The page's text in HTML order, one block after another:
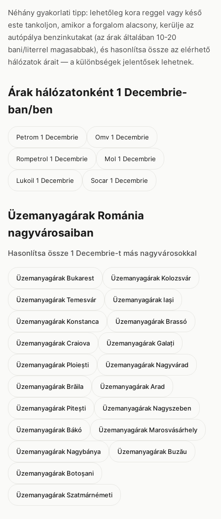
Néhány gyakorlati tipp: lehetőleg kora reggel vagy késő
este tankoljon, amikor a forgalom alacsony, kerülje az
autópálya benzinkutakat (az árak általában 10-20
bani/literrel magasabbak), és hasonlítsa össze az elérhető
hálózatok árait — a különbségek jelentősek lehetnek.
Árak hálózatonként 1 Decembrie-
ban/ben
Petrom 1 Decembrie Omv 1 Decembrie
Rompetrol 1 Decembrie Mol 1 Decembrie
Lukoil 1 Decembrie Socar 1 Decembrie
Üzemanyagárak Románia
nagyvárosaiban
Hasonlítsa össze 1 Decembrie-t más nagyvárosokkal
Üzemanyagárak Bukarest Üzemanyagárak Kolozsvár
Üzemanyagárak Temesvár Üzemanyagárak Iași
Üzemanyagárak Konstanca Üzemanyagárak Brassó
Üzemanyagárak Craiova Üzemanyagárak Galați
Üzemanyagárak Ploiești Üzemanyagárak Nagyvárad
Üzemanyagárak Brăila Üzemanyagárak Arad
Üzemanyagárak Pitești Üzemanyagárak Nagyszeben
Üzemanyagárak Bákó Üzemanyagárak Marosvásárhely
Üzemanyagárak Nagybánya Üzemanyagárak Buzău
Üzemanyagárak Botoșani
Üzemanyagárak Szatmárnémeti